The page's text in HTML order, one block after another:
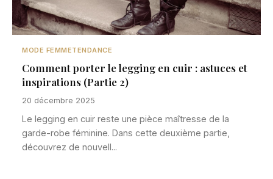
MODE FEMMETENDANCE
Comment porter le legging en cuir : astuces et
inspirations (Partie 2)
20 décembre 2025
Le legging en cuir reste une pièce maîtresse de la
garde-robe féminine. Dans cette deuxième partie,
découvrez de nouvell...